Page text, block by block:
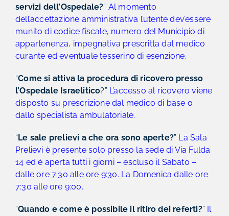
servizi dell’Ospedale?” Al momento
dell’accettazione amministrativa l’utente dev’essere
munito di codice fiscale, numero del Municipio di
appartenenza, impegnativa prescritta dal medico
curante ed eventuale tesserino di esenzione.
“Come si attiva la procedura di ricovero presso
l’Ospedale Israelitico?” L’accesso al ricovero viene
disposto su prescrizione dal medico di base o
dallo specialista ambulatoriale.
“Le sale prelievi a che ora sono aperte?” La Sala
Prelievi è presente solo presso la sede di Via Fulda
14 ed è aperta tutti i giorni – escluso il Sabato –
dalle ore 7:30 alle ore 9:30. La Domenica dalle ore
7:30 alle ore 9:00.
“Quando e come è possibile il ritiro dei referti?” Il